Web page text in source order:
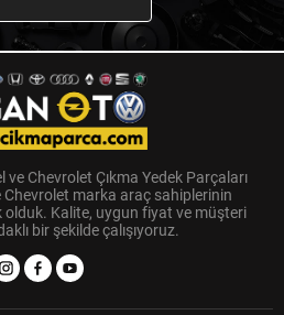
ve Chevrolet Çıkma Yedek Parçaları
Chevrolet marka araç sahiplerinin
olduk. Kalite, uygun fiyat ve müşteri
bir şekilde çalışıyoruz.